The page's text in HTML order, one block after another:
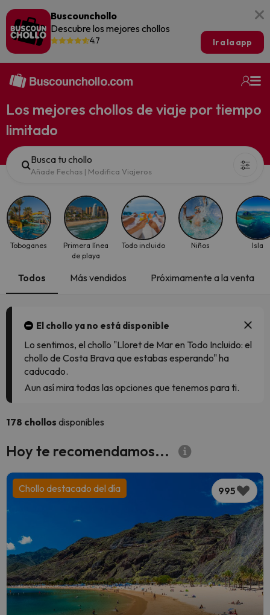
Buscounchollo
Descubre los mejores chollos
4.7 Ir a la app
Los mejores chollos de viaje por tiempo
limitado
Busca tu chollo
Añade Fechas | Modifica Viajeros
Toboganes
Primera línea
de playa
Todo incluido Niños Isla
Todos Más vendidos Próximamente a la venta
El chollo ya no está disponible
Lo sentimos, el chollo "Lloret de Mar en Todo Incluido: el
chollo de Costa Brava que estabas esperando" ha
caducado.
Aun así mira todas las opciones que tenemos para ti.
178 chollos disponibles
Hoy te recomendamos...
Chollo destacado del día 995